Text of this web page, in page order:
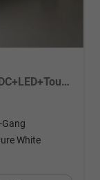
1.0 MPI Sitzheizung+AppConnect+PDC+LED+Touch+Lichtsensor+MultiLenkrad
White